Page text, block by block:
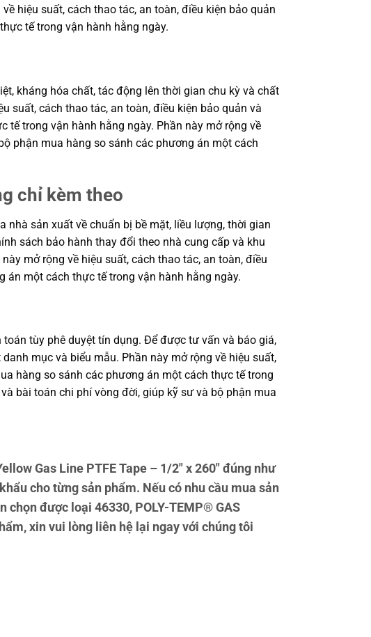
hiệu suất, cách thao tác, an toàn, điều kiện bảo quản
tế trong vận hành hằng ngày.
kháng hóa chất, tác động lên thời gian chu kỳ và chất
suất, cách thao tác, an toàn, điều kiện bảo quản và
trong vận hành hằng ngày. Phần này mở rộng về
phận mua hàng so sánh các phương án một cách
chỉ kèm theo
sản xuất về chuẩn bị bề mặt, liều lượng, thời gian
sách bảo hành thay đổi theo nhà cung cấp và khu
mở rộng về hiệu suất, cách thao tác, an toàn, điều
án một cách thực tế trong vận hành hằng ngày.
tùy phê duyệt tín dụng. Để được tư vấn và báo giá,
mục và biểu mẫu. Phần này mở rộng về hiệu suất,
hàng so sánh các phương án một cách thực tế trong
bài toán chi phí vòng đời, giúp kỹ sư và bộ phận mua
Gas Line PTFE Tape – 1/2″ x 260″ đúng như
cho từng sản phẩm. Nếu có nhu cầu mua sản
chọn được loại 46330, POLY-TEMP® GAS
xin vui lòng liên hệ lại ngay với chúng tôi